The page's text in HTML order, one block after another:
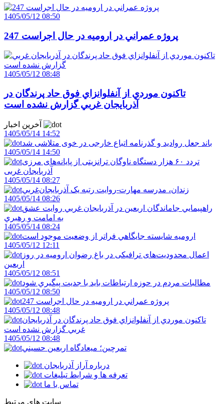
1405/05/12 08:50
247 پروژه عمراني در اروميه در حال اجراست
1405/05/12 08:48
تاکنون موردي از آنفلوانزاي فوق حاد پرندگان در
آذربايجان غربي گزارش نشده است
1405/05/14 14:52
باند جعل روادید و گذرنامه اتباع خارجی در خوی متلاشی شد
1405/05/14 14:50
تردد ۶۰ هزار دستگاه ناوگان ترانزیتی از پایانه‌های مرزی
آذربایجان ‌غربی
1405/05/14 08:27
زندان، مدرسه مهارت-روايت رتبه يک آذربايجان‌غربي
1405/05/14 08:26
راهپيمايي جاماندگان اربعين در آذربايجان غربي روايت عشق
به امامت و رهبري
1405/05/14 08:24
اروميه شايسته جايگاهي فراتر از وضعيت موجود است
1405/05/12 12:11
اعمال محدودیت‌های ترافیکی در باغ رضوان ارومیه در روز
اربعین
1405/05/12 08:51
مطالبات مردم در حوزه ارتباطات بايد با جديت پيگيري شود
1405/05/12 08:50
247 پروژه عمراني در اروميه در حال اجراست
1405/05/12 08:48
تاکنون موردي از آنفلوانزاي فوق حاد پرندگان در آذربايجان
غربي گزارش نشده است
1405/05/12 08:48
تمرچين؛ ميعادگاه اربعين حسيني
درباره آراز آذربایجان
تعرفه ها و شرایط تبلیغات
تماس با ما
سایت های مرتبط